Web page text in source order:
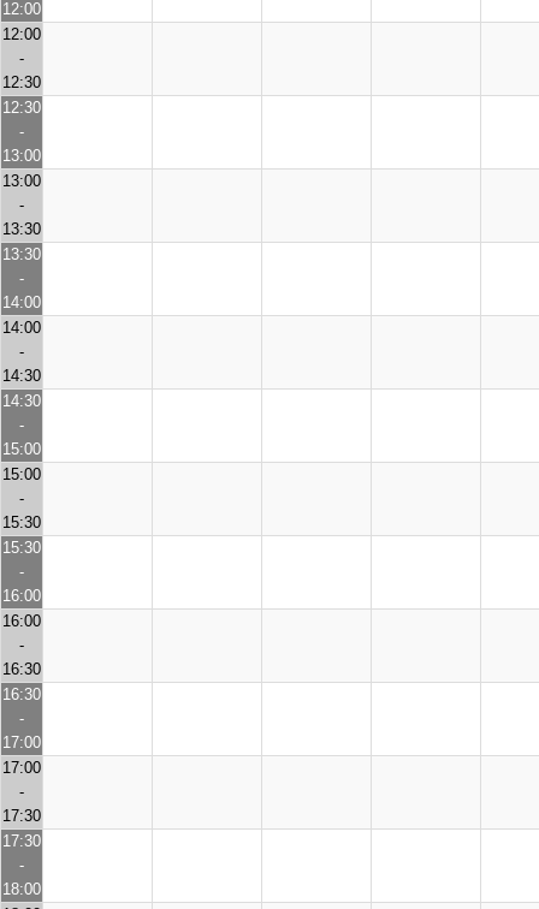
12:00
12:00
-
12:30
12:30
-
13:00
13:00
-
13:30
13:30
-
14:00
14:00
-
14:30
14:30
-
15:00
15:00
-
15:30
15:30
-
16:00
16:00
-
16:30
16:30
-
17:00
17:00
-
17:30
17:30
-
18:00